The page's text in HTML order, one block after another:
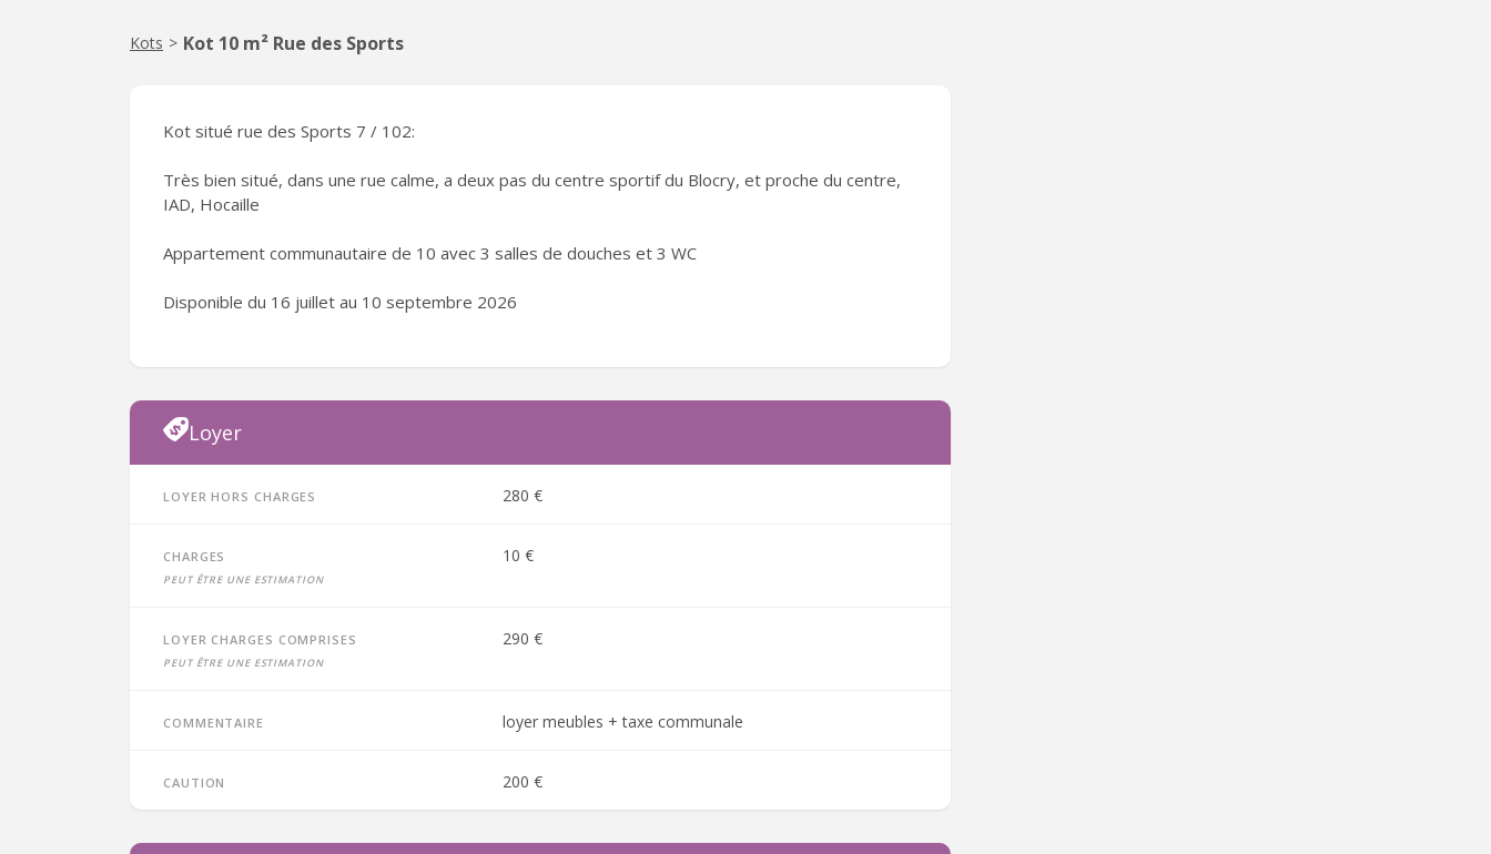
Kots > Kot 10 m² Rue des Sports
Kot situé rue des Sports 7 / 102:
Très bien situé, dans une rue calme, a deux pas du centre sportif du Blocry, et proche du centre,
IAD, Hocaille
Appartement communautaire de 10 avec 3 salles de douches et 3 WC
Disponible du 16 juillet au 10 septembre 2026
Loyer
Loyer hors charges 280 €
Charges
peut être une estimation
10 €
Loyer charges comprises
peut être une estimation
290 €
Commentaire loyer meubles + taxe communale
Caution 200 €